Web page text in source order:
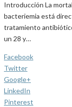
Introducción La
bacteriemia está
tratamiento
un 28 y…
Facebook
Twitter
Google+
LinkedIn
Pinterest